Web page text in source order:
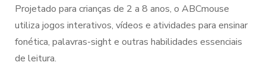
Projetado para crianças de 2 a 8 anos, o ABCmouse
utiliza jogos interativos, vídeos e atividades para ensinar
fonética, palavras-sight e outras habilidades essenciais
de leitura.